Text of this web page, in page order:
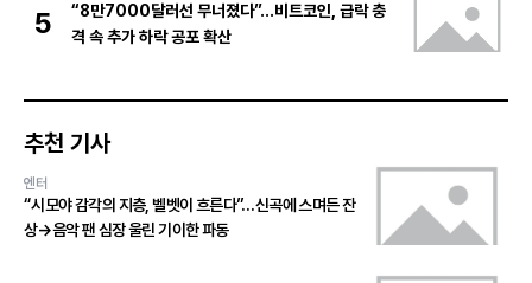
5
“8만7000달러선 무너졌다”…비트코인, 급락 충
격 속 추가 하락 공포 확산
추천 기사
엔터
“시모야 감각의 지층, 벨벳이 흐른다”…신곡에 스며든 잔
상→음악 팬 심장 울린 기이한 파동